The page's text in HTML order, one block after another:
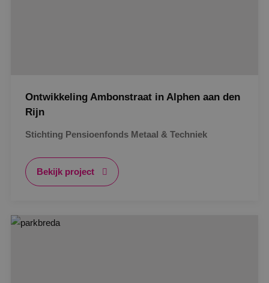
Ontwikkeling Ambonstraat in Alphen aan den
Rijn
Stichting Pensioenfonds Metaal & Techniek
Bekijk project